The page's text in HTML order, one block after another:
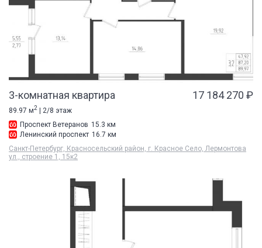
3-комнатная квартира 17 184 270 ₽
89.97 м2 | 2/8 этаж
Проспект Ветеранов 15.3 км
Ленинский проспект 16.7 км
Санкт-Петербург, Красносельский район, г. Красное Село, Лермонтова
ул., строение 1, 15к2